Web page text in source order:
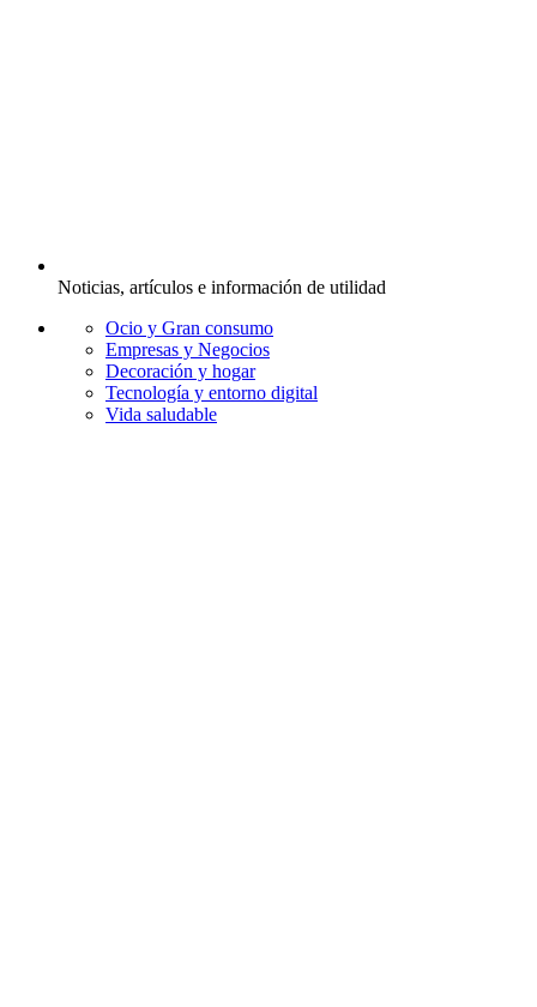
Noticias, artículos e información de utilidad
Ocio y Gran consumo
Empresas y Negocios
Decoración y hogar
Tecnología y entorno digital
Vida saludable